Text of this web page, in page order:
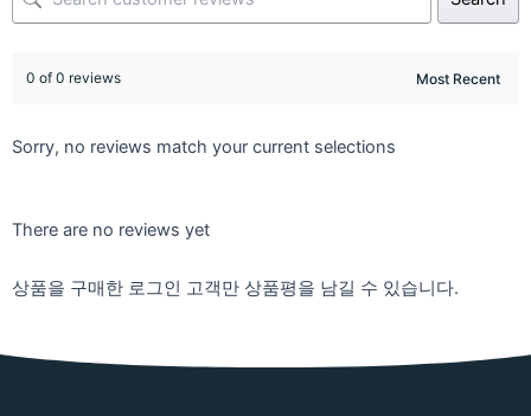
0 of 0 reviews
Sorry, no reviews match your current selections
There are no reviews yet
상품을 구매한 로그인 고객만 상품평을 남길 수 있습니다.